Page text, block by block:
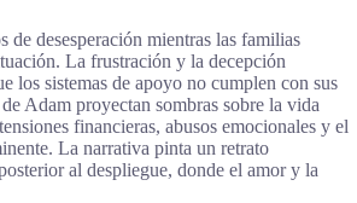
de desesperación mientras las familias
La frustración y la decepción
los sistemas de apoyo no cumplen con sus
Adam proyectan sombras sobre la vida
financieras, abusos emocionales y el
La narrativa pinta un retrato
al despliegue, donde el amor y la